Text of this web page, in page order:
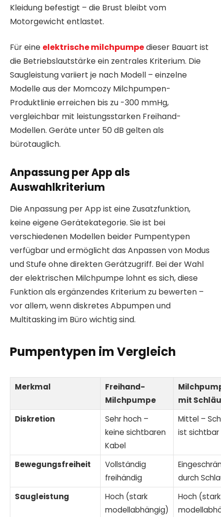
Kleidung befestigt – die Brust bleibt vom
Motorgewicht entlastet.
Für eine elektrische milchpumpedieser Bauart ist
die Betriebslautstärke ein zentrales Kriterium. Die
Saugleistung variiert je nach Modell – einzelne
Modelle aus der Momcozy Milchpumpen-
Produktlinie erreichen bis zu -300 mmHg,
vergleichbar mit leistungsstarken Freihand-
Modellen. Geräte unter 50 dB gelten als
bürotauglich.
Anpassung per App als
Auswahlkriterium
Die Anpassung per App ist eine Zusatzfunktion,
keine eigene Gerätekategorie. Sie ist bei
verschiedenen Modellen beider Pumpentypen
verfügbar und ermöglicht das Anpassen von Modus
und Stufe ohne direkten Gerätzugriff. Bei der Wahl
der elektrischen Milchpumpe lohnt es sich, diese
Funktion als ergänzendes Kriterium zu bewerten –
vor allem, wenn diskretes Abpumpen und
Multitasking im Büro wichtig sind.
Pumpentypen im Vergleich
Merkmal
Freihand-
Milchpumpe
mit
Diskretion
Sehr hoch –
keine sichtbaren
Kabel
Mittel –
ist sichtbar
Bewegungsfreiheit
Vollständig
freihändig
durch
Saugleistung
Hoch (stark
modellabhängig)
Hoch (stark